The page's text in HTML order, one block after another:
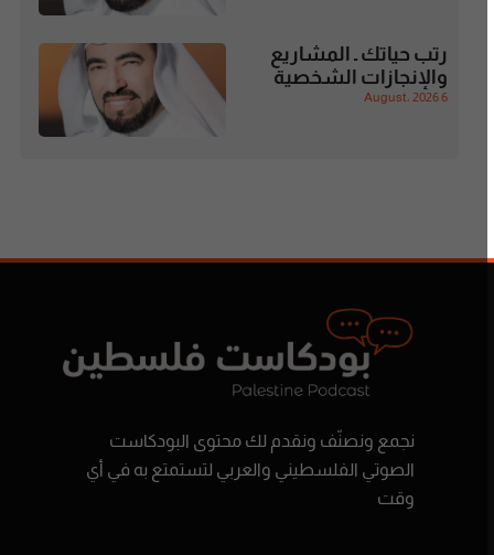
رتب حياتك ـ المشاريع
والإنجازات الشخصية
6 August، 2026
نجمع ونصنّف ونقدم لك محتوى البودكاست
الصوتي الفلسطيني والعربي لتستمتع به في أي
وقت